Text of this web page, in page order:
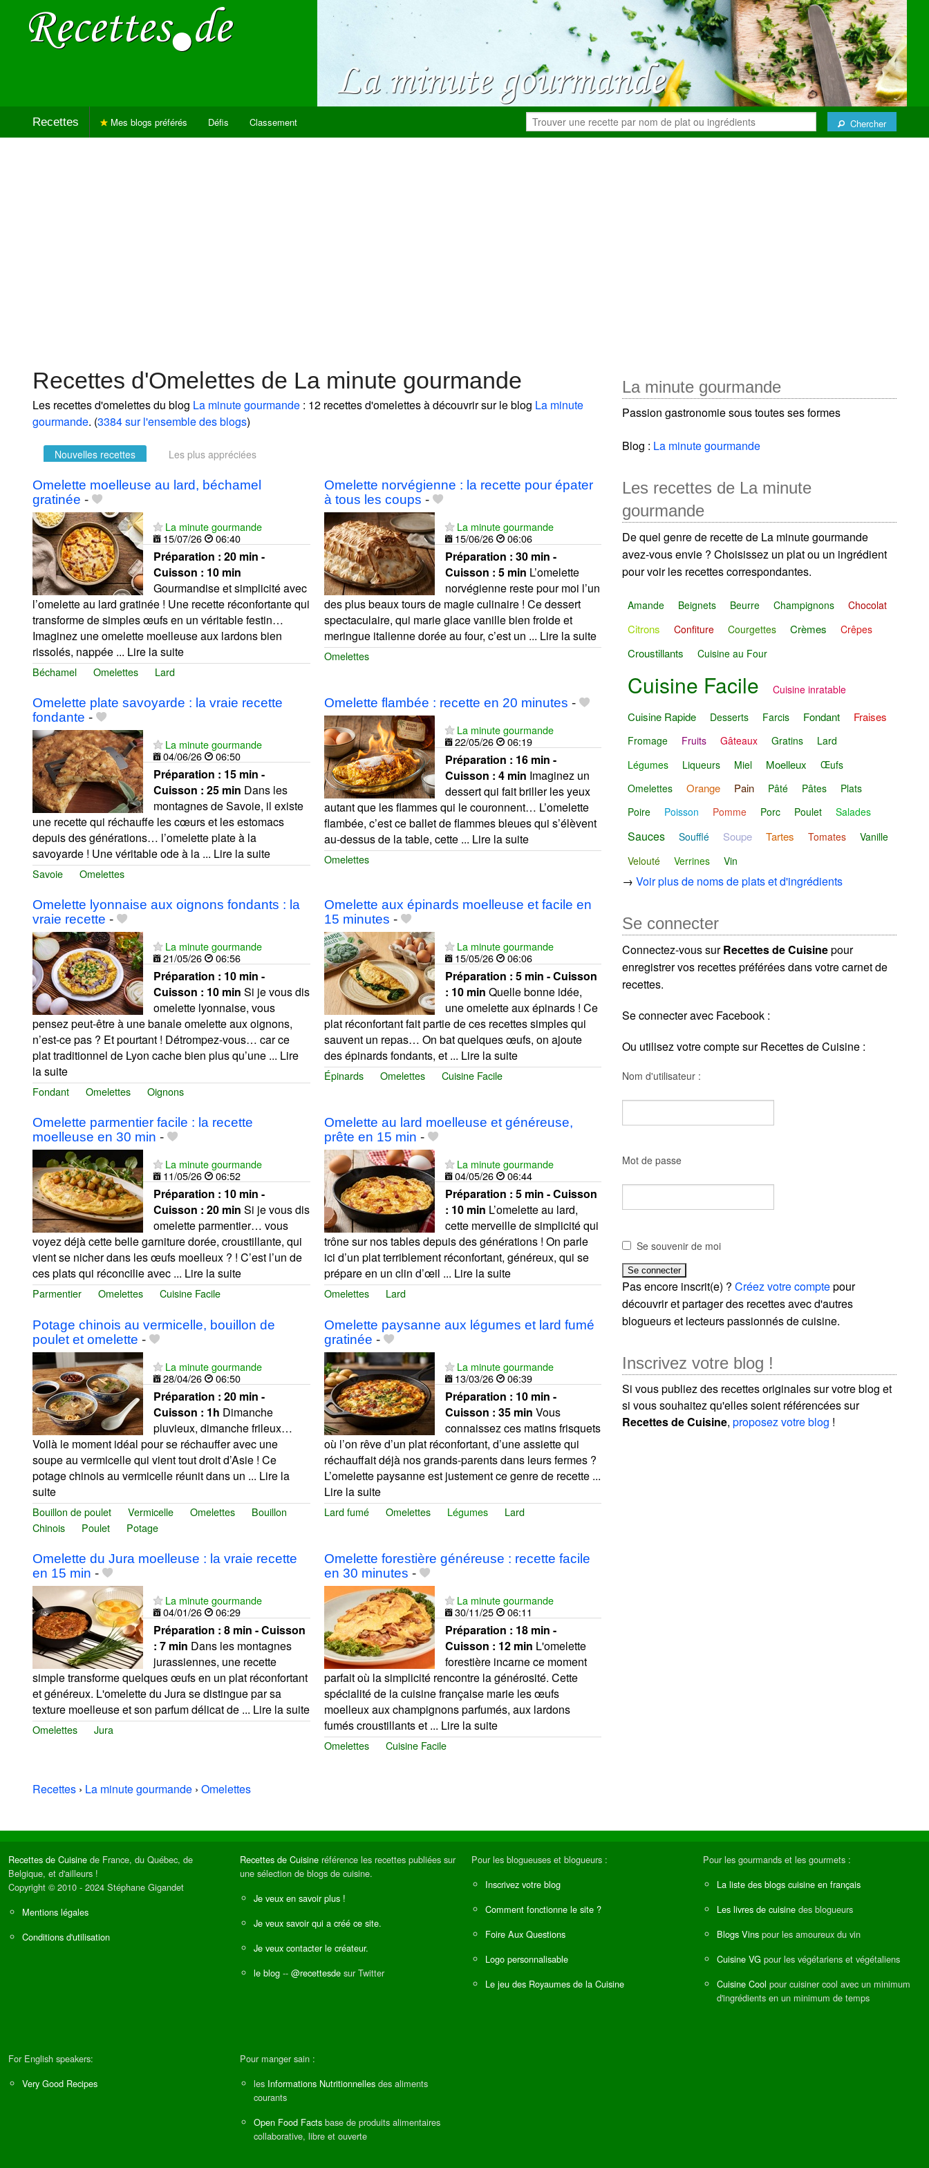
Recettes Chercher
Mes blogs préférés Défis Classement
Recettes d'Omelettes de La minute gourmande
Les recettes d'omelettes du blog La minute gourmande : 12 recettes d'omelettes à découvrir sur le blog La minute
gourmande. (3384 sur l'ensemble des blogs)
Nouvelles recettes Les plus appréciées
Omelette moelleuse au lard, béchamel
gratinée -
La minute gourmande
15/07/26
06:40
Préparation : 20 min -
Cuisson : 10 min
Gourmandise et simplicité avec
l’omelette au lard gratinée ! Une recette réconfortante qui
transforme de simples œufs en un véritable festin…
Imaginez une omelette moelleuse aux lardons bien
rissolés, nappée ... Lire la suite
Béchamel Omelettes Lard
Omelette norvégienne : la recette pour épater
à tous les coups -
La minute gourmande
15/06/26
06:06
Préparation : 30 min -
Cuisson : 5 min L’omelette
norvégienne reste pour moi l’un
des plus beaux tours de magie culinaire ! Ce dessert
spectaculaire, qui marie glace vanille bien froide et
meringue italienne dorée au four, c’est un ... Lire la suite
Omelettes
Omelette plate savoyarde : la vraie recette
fondante -
La minute gourmande
04/06/26
06:50
Préparation : 15 min -
Cuisson : 25 min Dans les
montagnes de Savoie, il existe
une recette qui réchauffe les cœurs et les estomacs
depuis des générations… l’omelette plate à la
savoyarde ! Une véritable ode à la ... Lire la suite
Savoie Omelettes
Omelette flambée : recette en 20 minutes -
La minute gourmande
22/05/26
06:19
Préparation : 16 min -
Cuisson : 4 min Imaginez un
dessert qui fait briller les yeux
autant que les flammes qui le couronnent… L’omelette
flambée, c’est ce ballet de flammes bleues qui s’élèvent
au-dessus de la table, cette ... Lire la suite
Omelettes
Omelette lyonnaise aux oignons fondants : la
vraie recette -
La minute gourmande
21/05/26
06:56
Préparation : 10 min -
Cuisson : 10 min Si je vous dis
omelette lyonnaise, vous
pensez peut-être à une banale omelette aux oignons,
n’est-ce pas ? Et pourtant ! Détrompez-vous… car ce
plat traditionnel de Lyon cache bien plus qu’une ... Lire
la suite
Fondant Omelettes Oignons
Omelette aux épinards moelleuse et facile en
15 minutes -
La minute gourmande
15/05/26
06:06
Préparation : 5 min - Cuisson
: 10 min Quelle bonne idée,
une omelette aux épinards ! Ce
plat réconfortant fait partie de ces recettes simples qui
sauvent un repas… On bat quelques œufs, on ajoute
des épinards fondants, et ... Lire la suite
Épinards Omelettes Cuisine Facile
Omelette parmentier facile : la recette
moelleuse en 30 min -
La minute gourmande
11/05/26
06:52
Préparation : 10 min -
Cuisson : 20 min Si je vous dis
omelette parmentier… vous
voyez déjà cette belle garniture dorée, croustillante, qui
vient se nicher dans les œufs moelleux ? ! C’est l’un de
ces plats qui réconcilie avec ... Lire la suite
Parmentier Omelettes Cuisine Facile
Omelette au lard moelleuse et généreuse,
prête en 15 min -
La minute gourmande
04/05/26
06:44
Préparation : 5 min - Cuisson
: 10 min L’omelette au lard,
cette merveille de simplicité qui
trône sur nos tables depuis des générations ! On parle
ici d’un plat terriblement réconfortant, généreux, qui se
prépare en un clin d’œil ... Lire la suite
Omelettes Lard
Potage chinois au vermicelle, bouillon de
poulet et omelette -
La minute gourmande
28/04/26
06:50
Préparation : 20 min -
Cuisson : 1h Dimanche
pluvieux, dimanche frileux…
Voilà le moment idéal pour se réchauffer avec une
soupe au vermicelle qui vient tout droit d’Asie ! Ce
potage chinois au vermicelle réunit dans un ... Lire la
suite
Bouillon de poulet Vermicelle Omelettes
Bouillon
Chinois
Poulet Potage
Omelette paysanne aux légumes et lard fumé
gratinée -
La minute gourmande
13/03/26
06:39
Préparation : 10 min -
Cuisson : 35 min Vous
connaissez ces matins frisquets
où l’on rêve d’un plat réconfortant, d’une assiette qui
réchauffait déjà nos grands-parents dans leurs fermes ?
L’omelette paysanne est justement ce genre de recette ...
Lire la suite
Lard fumé Omelettes Légumes Lard
Omelette du Jura moelleuse : la vraie recette
en 15 min -
La minute gourmande
04/01/26
06:29
Préparation : 8 min - Cuisson
: 7 min Dans les montagnes
jurassiennes, une recette
simple transforme quelques œufs en un plat réconfortant
et généreux. L'omelette du Jura se distingue par sa
texture moelleuse et son parfum délicat de ... Lire la suite
Omelettes Jura
Omelette forestière généreuse : recette facile
en 30 minutes -
La minute gourmande
30/11/25
06:11
Préparation : 18 min -
Cuisson : 12 min L'omelette
forestière incarne ce moment
parfait où la simplicité rencontre la générosité. Cette
spécialité de la cuisine française marie les œufs
moelleux aux champignons parfumés, aux lardons
fumés croustillants et ... Lire la suite
Omelettes Cuisine Facile
Recettes › La minute gourmande › Omelettes
La minute gourmande
Passion gastronomie sous toutes ses formes
Blog : La minute gourmande
Les recettes de La minute
gourmande
De quel genre de recette de La minute gourmande
avez-vous envie ? Choisissez un plat ou un ingrédient
pour voir les recettes correspondantes.
Amande Beignets Beurre Champignons Chocolat
Citrons Confiture Courgettes Crèmes Crêpes
Croustillants Cuisine au Four
Cuisine Facile Cuisine inratable
Cuisine Rapide Desserts Farcis Fondant Fraises
Fromage Fruits Gâteaux Gratins
Lard
Légumes
Liqueurs Miel Moelleux
Œufs
Omelettes
Orange Pain Pâté Pâtes
Plats
Poire
Poisson Pomme Porc Poulet Salades
Sauces Soufflé Soupe Tartes Tomates
Vanille
Velouté
Verrines Vin
→Voir plus de noms de plats et d'ingrédients
Se connecter
Connectez-vous surRecettes de Cuisinepour
enregistrer vos recettes préférées dans votre carnet de
recettes.
Se connecter avec Facebook :
Ou utilisez votre compte sur Recettes de Cuisine :
Nom d'utilisateur :
Mot de passe
Se souvenir de moi
Pas encore inscrit(e) ?Créez votre comptepour
découvrir et partager des recettes avec d'autres
blogueurs et lecteurs passionnés de cuisine.
Inscrivez votre blog !
Si vous publiez des recettes originales sur votre blog et
si vous souhaitez qu'elles soient référencées sur
Recettes de Cuisine,proposez votre blog !
Recettes de Cuisine de France, du Québec, de
Belgique, et d'ailleurs !
Copyright © 2010 - 2024 Stéphane Gigandet
Mentions légales
Conditions d'utilisation
Recettes de Cuisine référence les recettes publiées sur
une sélection de blogs de cuisine.
Je veux en savoir plus !
Je veux savoir qui a créé ce site.
Je veux contacter le créateur.
le blog -- @recettesde sur Twitter
Pour les blogueuses et blogueurs :
Inscrivez votre blog
Comment fonctionne le site ?
Foire Aux Questions
Logo personnalisable
Le jeu des Royaumes de la Cuisine
Pour les gourmands et les gourmets :
La liste des blogs cuisine en français
Les livres de cuisine des blogueurs
Blogs Vins pour les amoureux du vin
Cuisine VG pour les végétariens et végétaliens
Cuisine Cool pour cuisiner cool avec un minimum
d'ingrédients en un minimum de temps
For English speakers:
Very Good Recipes
Pour manger sain :
les Informations Nutritionnelles des aliments
courants
Open Food Facts base de produits alimentaires
collaborative, libre et ouverte